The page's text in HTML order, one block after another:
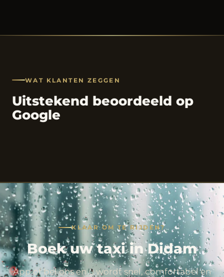
WAT KLANTEN ZEGGEN
Uitstekend beoordeeld op
Google
KLAAR OM TE RIJDEN?
Boek uw taxi in Didam
App of bel ons en u wordt snel, comfortabel en